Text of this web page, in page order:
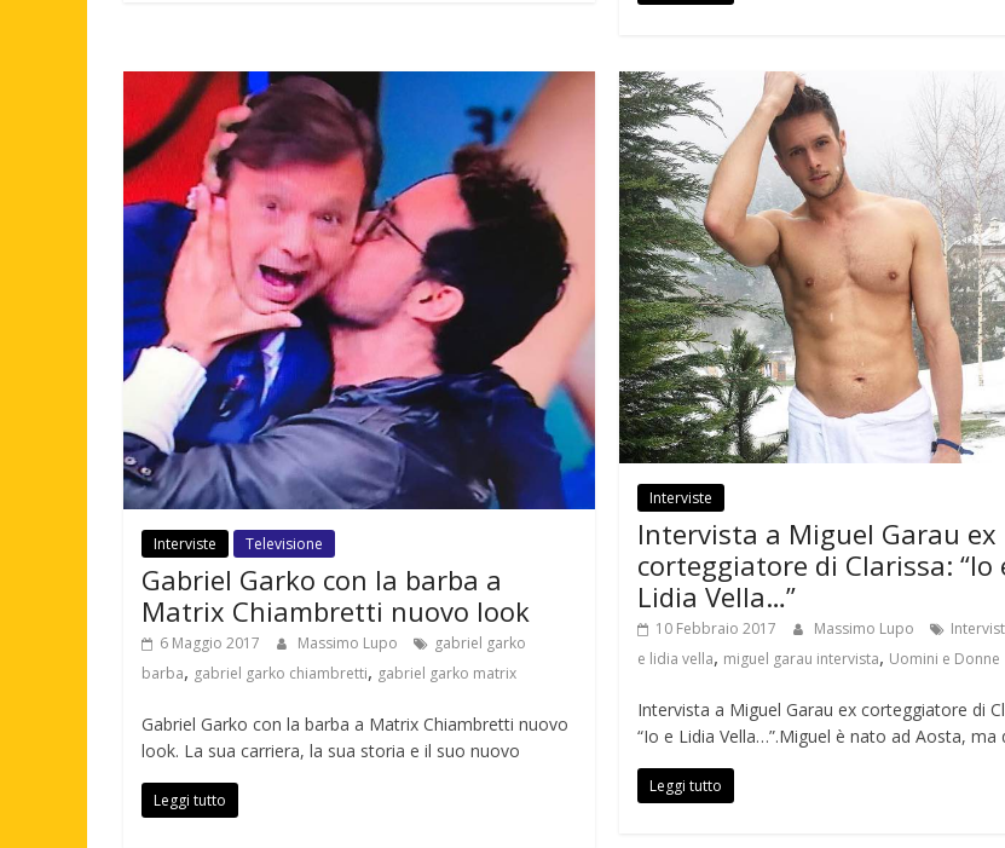
Interviste Televisione
Gabriel Garko con la barba a
Matrix Chiambretti nuovo look
6 Maggio 2017 Massimo Lupo
gabriel garko
barba, gabriel garko chiambretti, gabriel garko matrix
Gabriel Garko con la barba a Matrix Chiambretti nuovo
look. La sua carriera, la sua storia e il suo nuovo
Leggi tutto
Interviste
Intervista a Miguel Garau ex
corteggiatore di Clarissa: “Io
Lidia Vella…”
10 Febbraio 2017 Massimo Lupo
e lidia vella, miguel garau intervista, Uomini e Donne
Intervista a Miguel Garau ex corteggiatore di
“Io e Lidia Vella…”.Miguel è nato ad Aosta, ma
Leggi tutto